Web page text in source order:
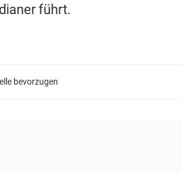
führt.
bevorzugen